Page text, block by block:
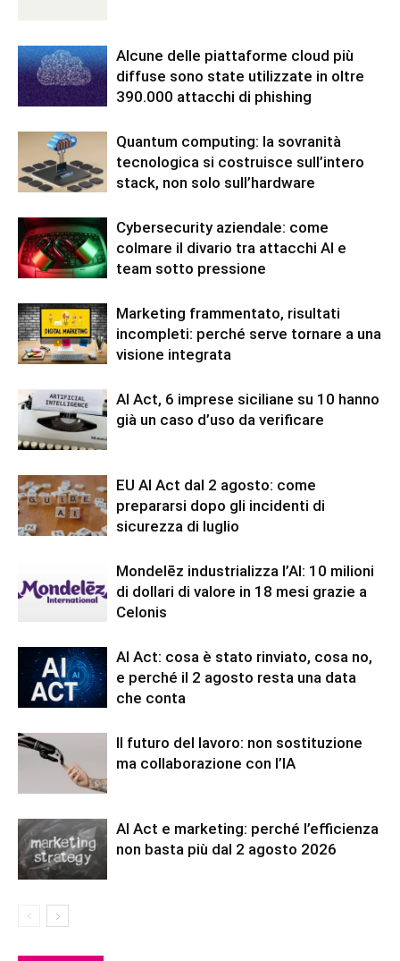
Alcune delle piattaforme cloud più
diffuse sono state utilizzate in oltre
390.000 attacchi di phishing
Quantum computing: la sovranità
tecnologica si costruisce sull’intero
stack, non solo sull’hardware
Cybersecurity aziendale: come
colmare il divario tra attacchi AI e
team sotto pressione
Marketing frammentato, risultati
incompleti: perché serve tornare a una
visione integrata
AI Act, 6 imprese siciliane su 10 hanno
già un caso d’uso da verificare
EU AI Act dal 2 agosto: come
prepararsi dopo gli incidenti di
sicurezza di luglio
Mondelēz industrializza l’AI: 10 milioni
di dollari di valore in 18 mesi grazie a
Celonis
AI Act: cosa è stato rinviato, cosa no,
e perché il 2 agosto resta una data
che conta
Il futuro del lavoro: non sostituzione
ma collaborazione con l’IA
AI Act e marketing: perché l’efficienza
non basta più dal 2 agosto 2026